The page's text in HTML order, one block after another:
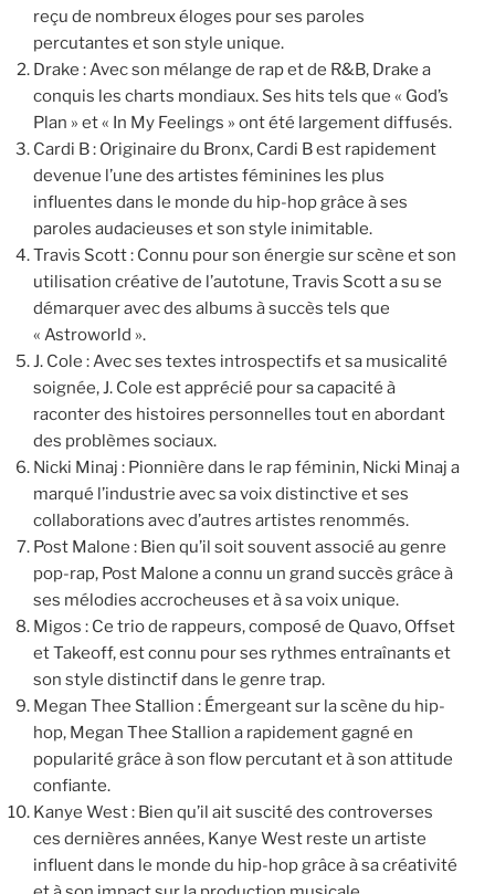
reçu de nombreux éloges pour ses paroles
percutantes et son style unique.
Drake : Avec son mélange de rap et de R&B, Drake a
conquis les charts mondiaux. Ses hits tels que « God’s
Plan » et « In My Feelings » ont été largement diffusés.
Cardi B : Originaire du Bronx, Cardi B est rapidement
devenue l’une des artistes féminines les plus
influentes dans le monde du hip-hop grâce à ses
paroles audacieuses et son style inimitable.
Travis Scott : Connu pour son énergie sur scène et son
utilisation créative de l’autotune, Travis Scott a su se
démarquer avec des albums à succès tels que
« Astroworld ».
J. Cole : Avec ses textes introspectifs et sa musicalité
soignée, J. Cole est apprécié pour sa capacité à
raconter des histoires personnelles tout en abordant
des problèmes sociaux.
Nicki Minaj : Pionnière dans le rap féminin, Nicki Minaj a
marqué l’industrie avec sa voix distinctive et ses
collaborations avec d’autres artistes renommés.
Post Malone : Bien qu’il soit souvent associé au genre
pop-rap, Post Malone a connu un grand succès grâce à
ses mélodies accrocheuses et à sa voix unique.
Migos : Ce trio de rappeurs, composé de Quavo, Offset
et Takeoff, est connu pour ses rythmes entraînants et
son style distinctif dans le genre trap.
Megan Thee Stallion : Émergeant sur la scène du hip-
hop, Megan Thee Stallion a rapidement gagné en
popularité grâce à son flow percutant et à son attitude
confiante.
Kanye West : Bien qu’il ait suscité des controverses
ces dernières années, Kanye West reste un artiste
influent dans le monde du hip-hop grâce à sa créativité